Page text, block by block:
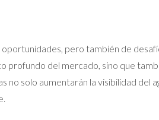
pero también de
profundo del mercado, sino que
solo aumentarán la visibilidad del